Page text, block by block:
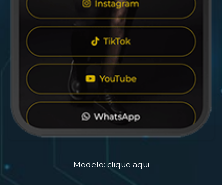
Modelo: clique aqui